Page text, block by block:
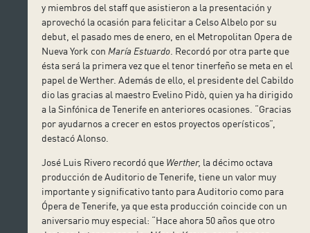
y miembros del staff que asistieron a la presentación y
aprovechó la ocasión para felicitar a Celso Albelo por su
debut, el pasado mes de enero, en el Metropolitan Opera de
Nueva York con María Estuardo . Recordó por otra parte que
ésta será la primera vez que el tenor tinerfeño se meta en el
papel de Werther. Además de ello, el presidente del Cabildo
dio las gracias al maestro Evelino Pidò, quien ya ha dirigido
a la Sinfónica de Tenerife en anteriores ocasiones. “Gracias
por ayudarnos a crecer en estos proyectos operísticos”,
destacó Alonso.
José Luis Rivero recordó que Werther, la décimo octava
producción de Auditorio de Tenerife, tiene un valor muy
importante y significativo tanto para Auditorio como para
Ópera de Tenerife, ya que esta producción coincide con un
aniversario muy especial: “Hace ahora 50 años que otro